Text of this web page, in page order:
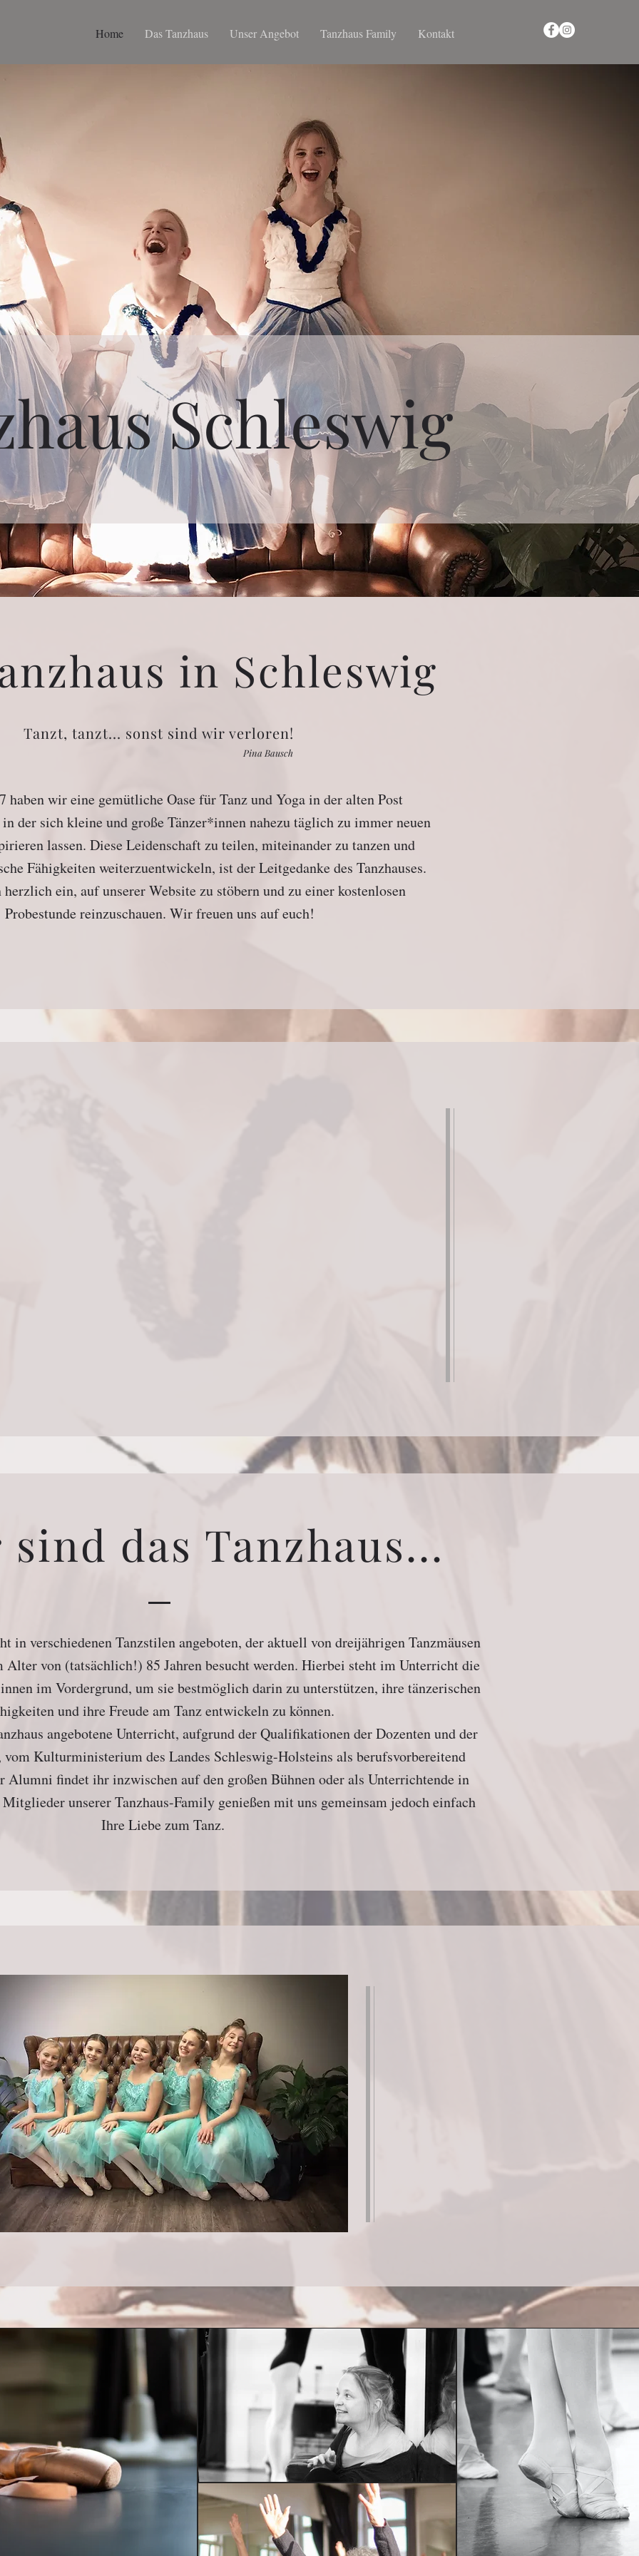
Home Das Tanzhaus Unser Angebot Tanzhaus Family Kontakt
Schleswig
in Schleswig
Tanzt, tanzt... sonst sind wir verloren!
Pina Bausch
haben wir eine gemütliche Oase für Tanz und Yoga in der alten Post
der sich kleine und große Tänzer*innen nahezu täglich zu immer neuen
lassen. Diese Leidenschaft zu teilen, miteinander zu tanzen und
Fähigkeiten weiterzuentwickeln, ist der Leitgedanke des Tanzhauses.
ein, auf unserer Website zu stöbern und zu einer kostenlosen
Probestunde reinzuschauen. Wir freuen uns auf euch!
das Tanzhaus...
in verschiedenen Tanzstilen angeboten, der aktuell von dreijährigen Tanzmäusen
von (tatsächlich!) 85 Jahren besucht werden. Hierbei steht im Unterricht die
im Vordergrund, um sie bestmöglich darin zu unterstützen, ihre tänzerischen
und ihre Freude am Tanz entwickeln zu können.
angebotene Unterricht, aufgrund der Qualifikationen der Dozenten und der
Kulturministerium des Landes Schleswig-Holsteins als berufsvorbereitend
Alumni findet ihr inzwischen auf den großen Bühnen oder als Unterrichtende in
unserer Tanzhaus-Family genießen mit uns gemeinsam jedoch einfach
Ihre Liebe zum Tanz.